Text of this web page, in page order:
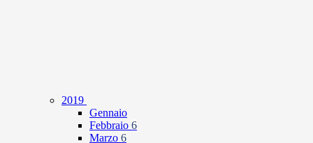
2019
Gennaio
Febbraio 6
Marzo 6